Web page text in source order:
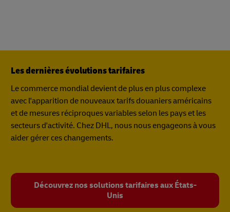
Les dernières évolutions tarifaires
Le commerce mondial devient de plus en plus complexe
avec l'apparition de nouveaux tarifs douaniers américains
et de mesures réciproques variables selon les pays et les
secteurs d'activité. Chez DHL, nous nous engageons à vous
aider gérer ces changements.
Découvrez nos solutions tarifaires aux États-
Unis